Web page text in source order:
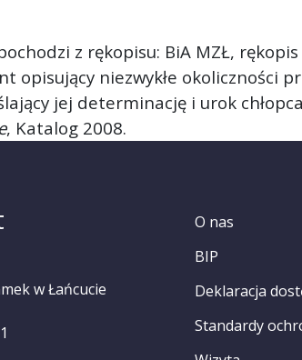
z rękopisu: BiA MZŁ,
opisujący niezwykłe okoliczności
jej determinację i urok
, Katalog 2008.
w Łańcucie
O nas
BIP
Deklaracja
Standardy